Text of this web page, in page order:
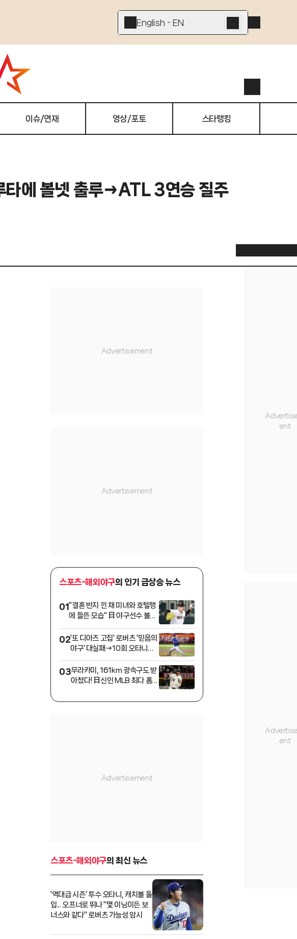
English - EN
이슈/연재 영상/포토 스타랭킹
타에 볼넷 출루→ATL 3연승 질주
스포츠-해외야구의 인기 급상승 뉴스
01"결혼 반지 낀 채 미녀와 호텔행
에 들뜬 모습" 日 야구선수 불륜
02'또 디아즈 고집' 로버츠 '믿음의
야구' 대실패→10회 오타니가
에 '패패패패패패패+승'
03무라카미, 161km 광속구도 받
아쳤다! 日신인 MLB 최다 홈런
지 제쳐
스포츠-해외야구의 최신 뉴스
'역대급 시즌' 투수 오타니, 캐치볼 돌
입... 오프너로 뛰나 "몇 이닝이든 보
너스와 같다" 로버츠 가능성 암시